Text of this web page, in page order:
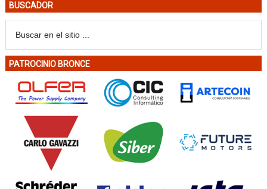
BUSCADOR
PATROCINIO BRONCE